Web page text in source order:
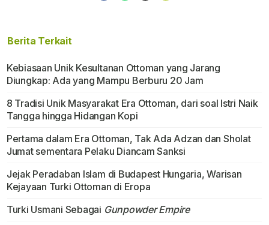
Berita Terkait
Kebiasaan Unik Kesultanan Ottoman yang Jarang
Diungkap: Ada yang Mampu Berburu 20 Jam
8 Tradisi Unik Masyarakat Era Ottoman, dari soal Istri Naik
Tangga hingga Hidangan Kopi
Pertama dalam Era Ottoman, Tak Ada Adzan dan Sholat
Jumat sementara Pelaku Diancam Sanksi
Jejak Peradaban Islam di Budapest Hungaria, Warisan
Kejayaan Turki Ottoman di Eropa
Turki Usmani Sebagai Gunpowder Empire